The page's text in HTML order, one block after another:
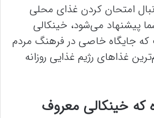
امتحان کردن غذای محلی
پیشنهاد می‌شود، خینکالی
جایگاه خاصی در فرهنگ مردم
غذاهای رژیم غذایی روزانه
خینکالی معروف